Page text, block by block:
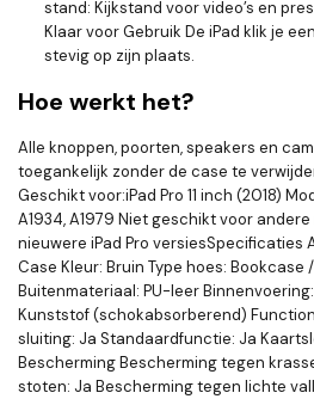
stand: Kijkstand voor video’s en
Klaar voor Gebruik De iPad klik je
stevig op zijn plaats.
Hoe werkt het?
Alle knoppen, poorten, speakers en
toegankelijk zonder de case te
Geschikt voor:iPad Pro 11 inch (2018)
A1934, A1979 Niet geschikt voor
nieuwere iPad Pro versiesSpecificaties
Case Kleur: Bruin Type hoes: Bookcase
Buitenmateriaal: PU-leer
Kunststof (schokabsorberend)
sluiting: Ja Standaardfunctie: Ja
Bescherming Bescherming tegen
stoten: Ja Bescherming tegen lichte